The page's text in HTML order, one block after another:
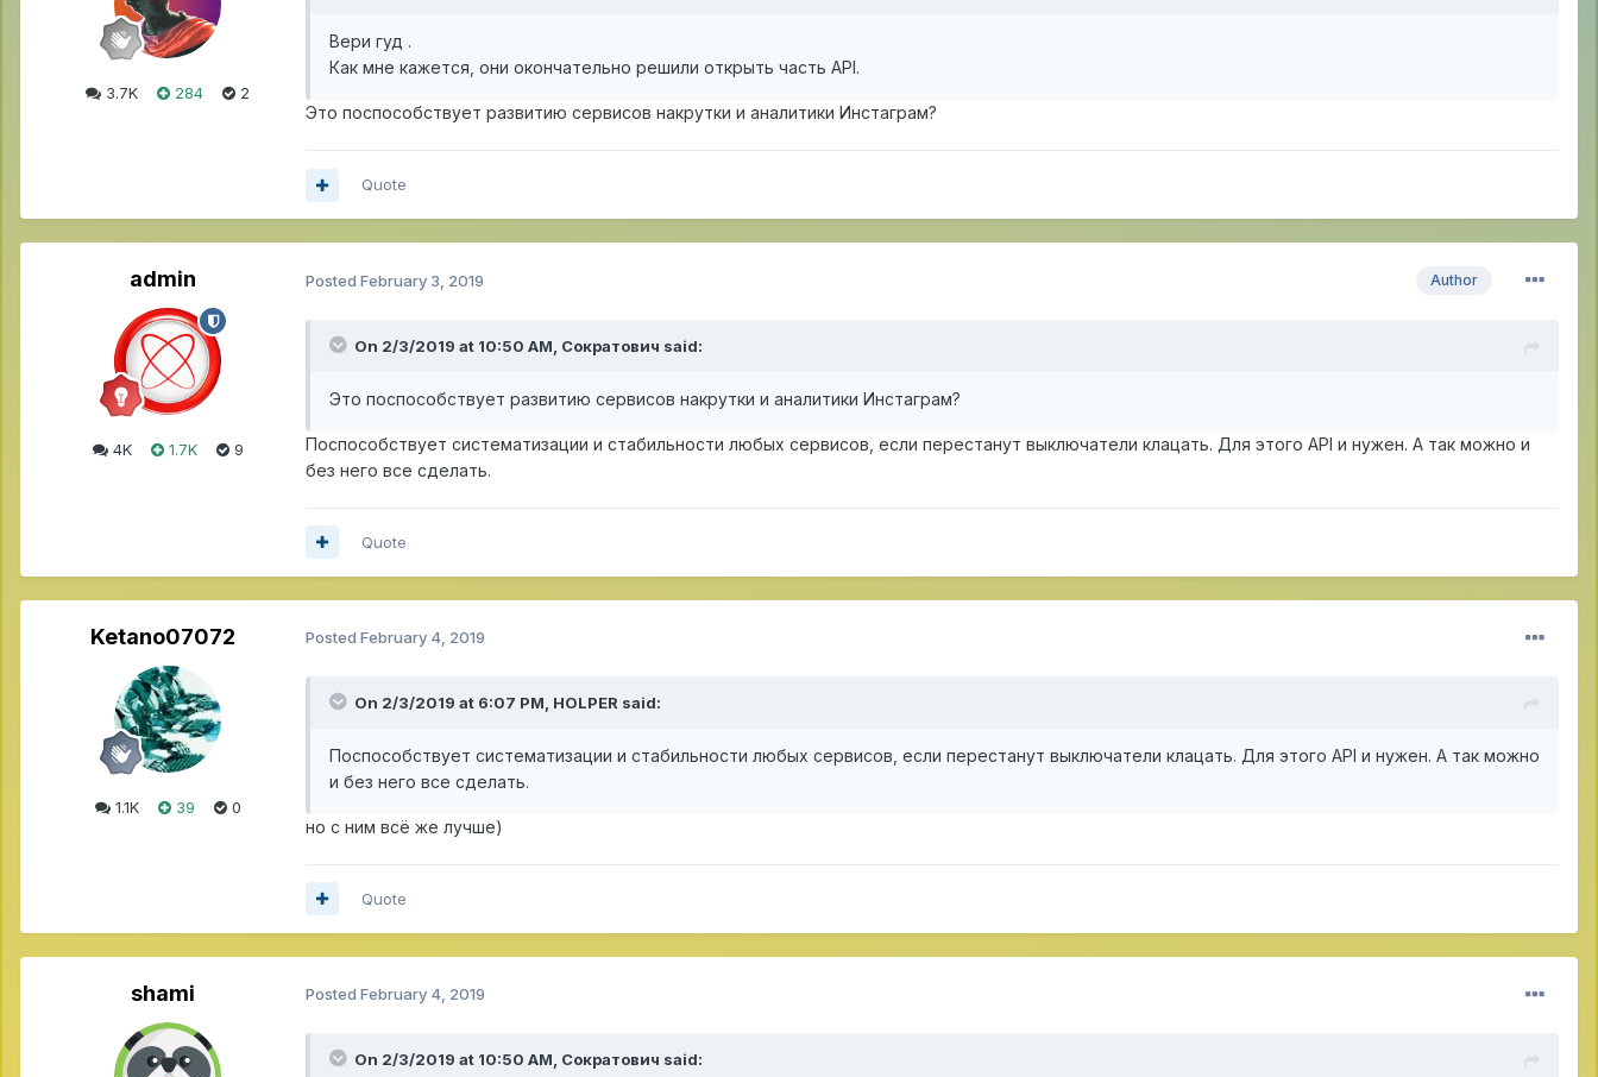
3.7K 284 2
Вери гуд .
Как мне кажется, они окончательно решили открыть часть API.
Это поспособствует развитию сервисов накрутки и аналитики Инстаграм?
Quote
admin
4K 1.7K 9
Author
Posted February 3, 2019
On 2/3/2019 at 10:50 AM, Сократович said:
Это поспособствует развитию сервисов накрутки и аналитики Инстаграм?
Поспособствует систематизации и стабильности любых сервисов, если перестанут выключатели клацать. Для этого API и нужен. А так можно и
без него все сделать.
Quote
Ketano07072
1.1K 39 0
Posted February 4, 2019
On 2/3/2019 at 6:07 PM, HOLPER said:
Поспособствует систематизации и стабильности любых сервисов, если перестанут выключатели клацать. Для этого API и нужен. А так можно
и без него все сделать.
но с ним всё же лучше)
Quote
shami Posted February 4, 2019
On 2/3/2019 at 10:50 AM, Сократович said: